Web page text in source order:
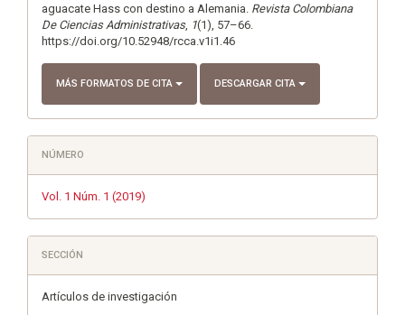
aguacate Hass con destino a Alemania. Revista Colombiana
De Ciencias Administrativas, 1(1), 57–66.
https://doi.org/10.52948/rcca.v1i1.46
MÁS FORMATOS DE CITA DESCARGAR CITA
NÚMERO
Vol. 1 Núm. 1 (2019)
SECCIÓN
Artículos de investigación